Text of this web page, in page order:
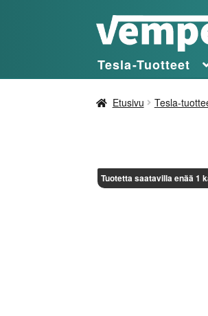
Siirry
Siirry
Tesla-Tuotteet
Etusivu Tesla-
Tuotetta saatavilla enää 1